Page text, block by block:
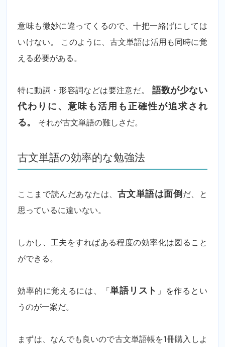
意味も微妙に違ってくるので、十把一絡げにしては
いけない。 このように、古文単語は活用も同時に覚
える必要がある。
特に動詞・形容詞などは要注意だ。 語数が少ない
代わりに、意味も活用も正確性が追求され
る。
それが古文単語の難しさだ。
古文単語の効率的な勉強法
ここまで読んだあなたは、 古文単語は面倒 だ、と
思っているに違いない。
しかし、工夫をすればある程度の効率化は図ること
ができる。
効率的に覚えるには、「単語リスト 」を作るとい
うのが一案だ。
まずは、なんでも良いので古文単語帳を1冊購入しよ